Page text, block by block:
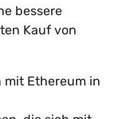
bessere
Kauf von
mit Ethereum in